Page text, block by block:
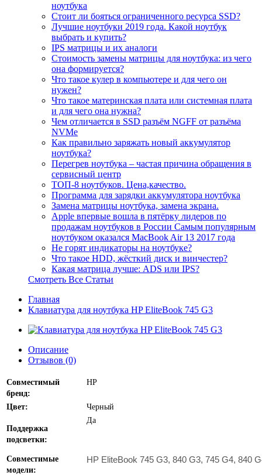
ноутбука
Стоит ли бояться ограниченного ресурса SSD?
Лучшие ноутбуки 2019 года. Какой ноутбук
выбрать и купить?
IPS матрицы и их аналоги
Стоимость замены матрицы для ноутбука: из чего
она формируется?
Что такое кулер в компьютере и для чего он
нужен?
Что такое материнская плата или системная плата
и для чего она нужна?
Чем отличается в SSD разъём NGFF от разъёма
NVMe
Как правильно заряжать новый аккумулятор
ноутбука?
Перегрев ноутбука – частая причина обращения в
сервисный центр
ТОП-8 ноутбуков. Цена,качество.
Программа для зарядки аккумулятора ноутбука
Замена матрицы ноутбука, замена экрана.
Apple впервые вошла в пятёрку лидеров по
продажам ноутбуков в России Самым популярным
ноутбуком оказался MacBook Air 13 2017 года
Не горят индикаторы на ноутбуке?
Что такое HDD, жёсткий диск и винчестер?
Какая матрица лучше: ADS или IPS?
Смотреть Все Статьи
Главная
Клавиатура для ноутбука HP EliteBook 745 G3
Описание
Отзывов (0)
Совместимый
бренд:
Цвет: Черный
Поддержка
подсветки:
Да
Совместимые
модели:
HP EliteBook 745 G3, 840 G3, 745 G4, 840